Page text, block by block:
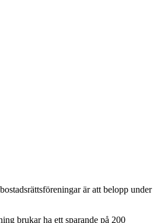
är att belopp under
brukar ha ett sparande på 200